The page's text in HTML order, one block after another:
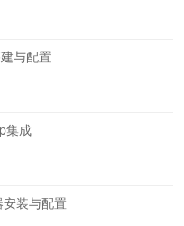
与配置
集成
装与配置